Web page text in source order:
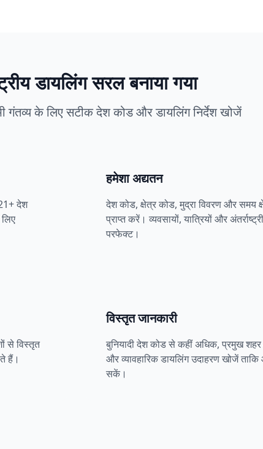
डायलिंग सरल बनाया गया
गंतव्य के लिए सटीक देश कोड और डायलिंग निर्देश खोजें
देश
हमेशा अद्यतन
देश कोड, क्षेत्र कोड, मुद्रा विवरण और समय
प्राप्त करें। व्यवसायों, यात्रियों और
परफेक्ट।
से विस्तृत
हैं।
विस्तृत जानकारी
बुनियादी देश कोड से कहीं अधिक, प्रमुख शहर
और व्यावहारिक डायलिंग उदाहरण खोजें
सकें।